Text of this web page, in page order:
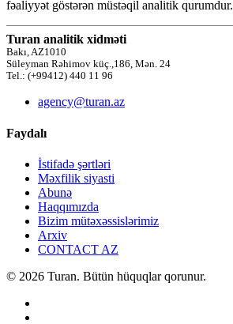
fəaliyyət göstərən müstəqil analitik qurumdur.
Turan analitik xidməti
Bakı, AZ1010
Süleyman Rəhimov küç.,186, Mən. 24
Tel.: (+99412) 440 11 96
agency@turan.az
Faydalı
İstifadə şərtləri
Məxfilik siyasti
Abunə
Haqqımızda
Bizim mütəxəssislərimiz
Arxiv
CONTACT AZ
© 2026 Turan. Bütün hüquqlar qorunur.